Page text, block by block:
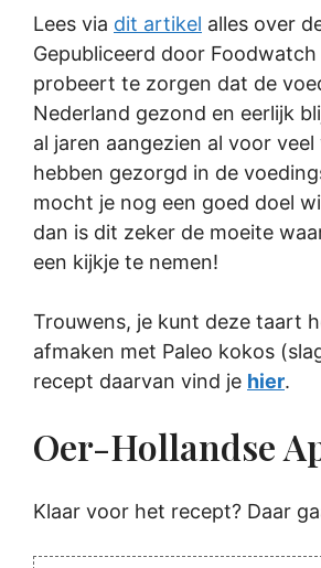
Lees via dit artikel alles over
Gepubliceerd door
probeert te zorgen dat de
Nederland gezond en eerlijk
al jaren aangezien al voor
hebben gezorgd in de
mocht je nog een goed doel
dan is dit zeker de moeite
een kijkje te nemen!
Trouwens, je kunt deze taart
afmaken met Paleo kokos
recept daarvan vind je hier.
Oer-Hollandse
Klaar voor het recept? Daar